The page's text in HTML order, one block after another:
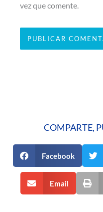
vez que comente.
COMPARTE,
Facebook
Email